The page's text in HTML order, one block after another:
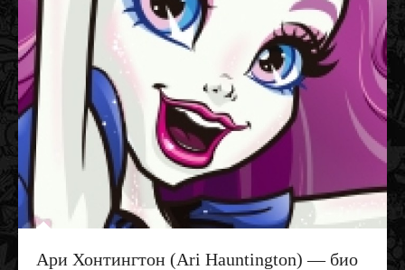
Ари Хонтингтон (Ari Hauntington) — био